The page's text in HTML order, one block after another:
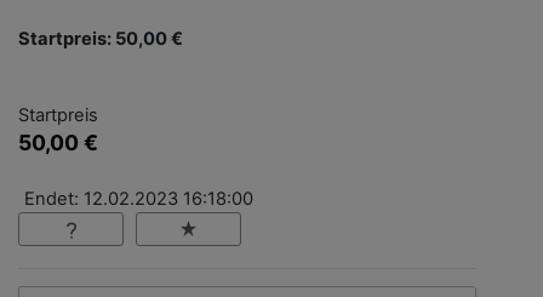
Startpreis: 50,00 €
Startpreis
50,00 €
Endet: 12.02.2023 16:18:00